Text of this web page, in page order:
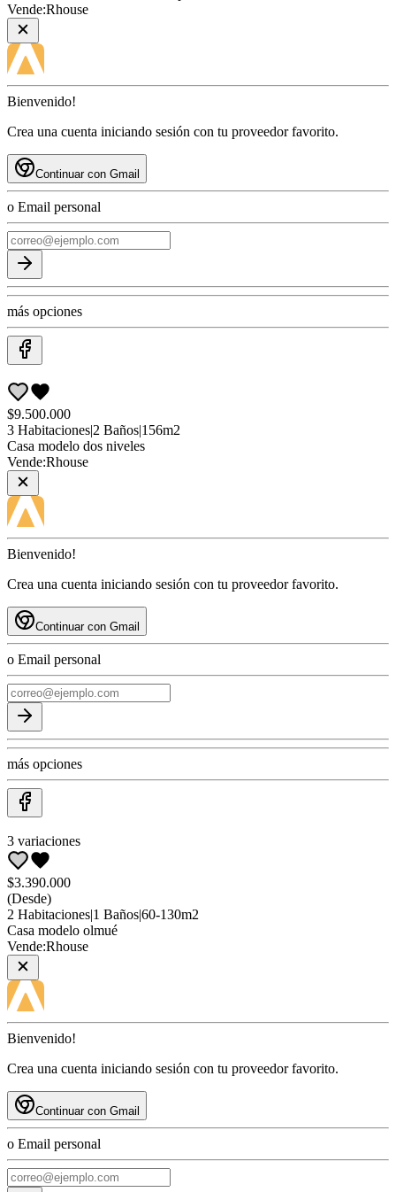
Vende:Rhouse
Bienvenido!
Crea una cuenta iniciando sesión con tu proveedor favorito.
Continuar con Gmail
o Email personal
más opciones
$9.500.000
3 Habitaciones|2 Baños|156m2
Casa modelo dos niveles
Vende:Rhouse
Bienvenido!
Crea una cuenta iniciando sesión con tu proveedor favorito.
Continuar con Gmail
o Email personal
más opciones
3 variaciones
$3.390.000
(Desde)
2 Habitaciones|1 Baños|60-130m2
Casa modelo olmué
Vende:Rhouse
Bienvenido!
Crea una cuenta iniciando sesión con tu proveedor favorito.
Continuar con Gmail
o Email personal